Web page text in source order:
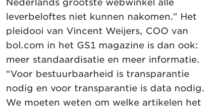
Nederlands grootste webwinkel alle
leverbeloftes niet kunnen nakomen.” Het
pleidooi van Vincent Weijers, COO van
bol.com in het GS1 magazine is dan ook:
meer standaardisatie en meer informatie.
“Voor bestuurbaarheid is transparantie
nodig en voor transparantie is data nodig.
We moeten weten om welke artikelen het